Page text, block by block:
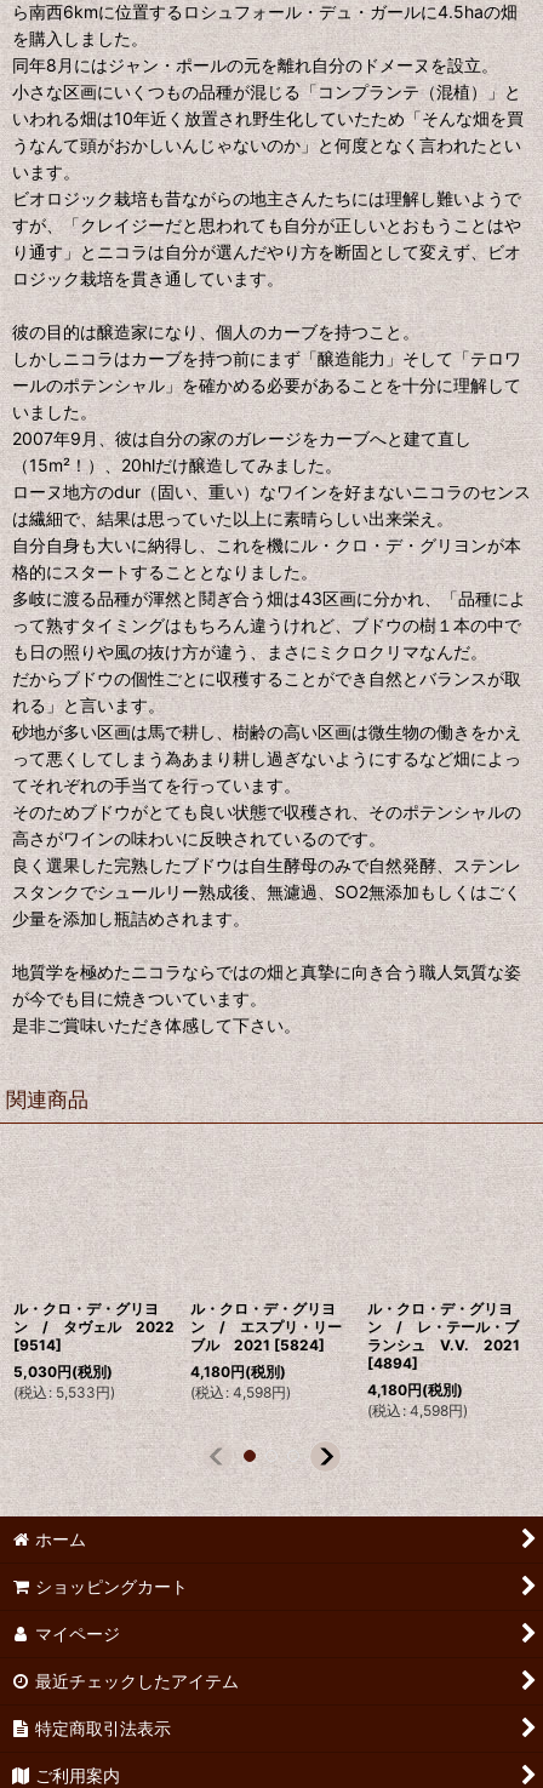
ら南西6kmに位置するロシュフォール・デュ・ガールに4.5haの畑
を購入しました。
同年8月にはジャン・ポールの元を離れ自分のドメーヌを設立。
小さな区画にいくつもの品種が混じる「コンプランテ（混植）」と
いわれる畑は10年近く放置され野生化していたため「そんな畑を買
うなんて頭がおかしいんじゃないのか」と何度となく言われたとい
います。
ビオロジック栽培も昔ながらの地主さんたちには理解し難いようで
すが、「クレイジーだと思われても自分が正しいとおもうことはや
り通す」とニコラは自分が選んだやり方を断固として変えず、ビオ
ロジック栽培を貫き通しています。
彼の目的は醸造家になり、個人のカーブを持つこと。
しかしニコラはカーブを持つ前にまず「醸造能力」そして「テロワ
ールのポテンシャル」を確かめる必要があることを十分に理解して
いました。
2007年9月、彼は自分の家のガレージをカーブへと建て直し
（15m²！）、20hlだけ醸造してみました。
ローヌ地方のdur（固い、重い）なワインを好まないニコラのセンス
は繊細で、結果は思っていた以上に素晴らしい出来栄え。
自分自身も大いに納得し、これを機にル・クロ・デ・グリヨンが本
格的にスタートすることとなりました。
多岐に渡る品種が渾然と鬩ぎ合う畑は43区画に分かれ、「品種によ
って熟すタイミングはもちろん違うけれど、ブドウの樹１本の中で
も日の照りや風の抜け方が違う、まさにミクロクリマなんだ。
だからブドウの個性ごとに収穫することができ自然とバランスが取
れる」と言います。
砂地が多い区画は馬で耕し、樹齢の高い区画は微生物の働きをかえ
って悪くしてしまう為あまり耕し過ぎないようにするなど畑によっ
てそれぞれの手当てを行っています。
そのためブドウがとても良い状態で収穫され、そのポテンシャルの
高さがワインの味わいに反映されているのです。
良く選果した完熟したブドウは自生酵母のみで自然発酵、ステンレ
スタンクでシュールリー熟成後、無濾過、SO2無添加もしくはごく
少量を添加し瓶詰めされます。
地質学を極めたニコラならではの畑と真摯に向き合う職人気質な姿
が今でも目に焼きついています。
是非ご賞味いただき体感して下さい。
関連商品
ル・クロ・デ・グリヨ
ン / タヴェル 2022
[9514]
5,030円(税別)
(税込: 5,533円)
ル・クロ・デ・グリヨ
ン / エスプリ・リー
ブル 2021 [5824]
4,180円(税別)
(税込 : 4,598円)
ル・クロ・デ・グリヨ
ン / レ・テール・ブ
ランシュ V.V. 2021
[4894]
4,180円(税別)
(税込 : 4,598円)
ホーム
ショッピングカート
マイページ
最近チェックしたアイテム
特定商取引法表示
ご利用案内